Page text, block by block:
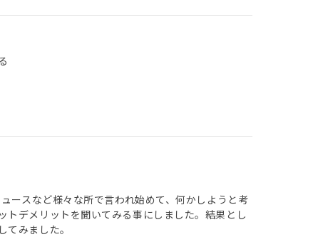
ースなど様々な所で言われ始めて、何かしようと考
トデメリットを聞いてみる事にしました。結果とし
みました。